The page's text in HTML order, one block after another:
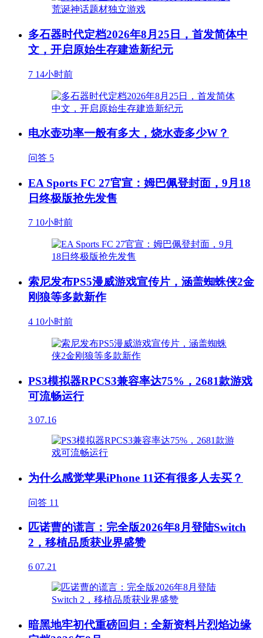
多石器时代定档2026年8月25日，首发简体中
文，开启原始生存建造新纪元
7 14小时前
电水壶功率一般有多大，烧水壶多少W？
问答 5
EA Sports FC 27官宣：姆巴佩登封面，9月18
日终极版抢先发售
7 10小时前
索尼发布PS5漫威游戏宣传片，涵盖蜘蛛侠2金
刚狼等多款新作
4 10小时前
PS3模拟器RPCS3兼容率达75%，2681款游戏
可流畅运行
3 07.16
为什么感觉苹果iPhone 11还有很多人去买？
问答 11
匹诺曹的谎言：完全版2026年8月登陆Switch
2，移植品质获业界盛赞
6 07.21
暗黑地牢初代重磅回归：全新资料片烈焰边缘